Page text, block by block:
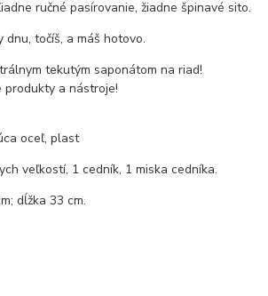
ručné pasírovanie, žiadne špinavé sito.
dnu, točíš, a máš hotovo.
tekutým saponátom na riad!
produkty a nástroje!
oceľ, plast
veľkostí, 1 cedník, 1 miska cedníka.
dĺžka 33 cm.